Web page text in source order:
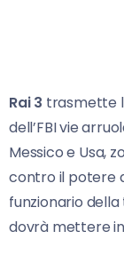
Rai 3 trasmette
dell’FBI vie
Messico e Usa,
contro il potere
funzionario
dovrà mettere